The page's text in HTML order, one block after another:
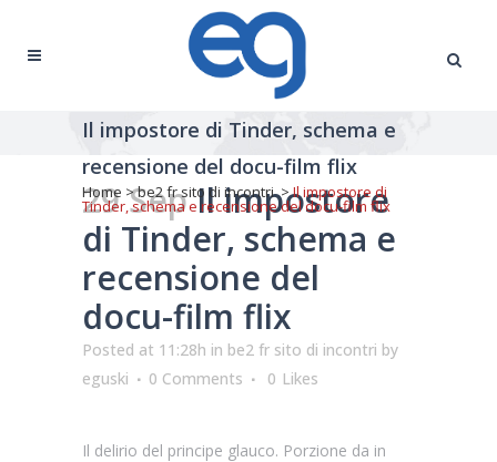
Il impostore di Tinder, schema e
recensione del docu-film flix
Home >be2 fr sito di incontri>Il impostore di
Tinder, schema e recensione del docu-film flix
29 SepIl impostore
di Tinder, schema e
recensione del
docu-film flix
Posted at 11:28h in be2 fr sito di incontri by
eguski
0 Comments 0 Likes
Il delirio del principe glauco. Porzione da in